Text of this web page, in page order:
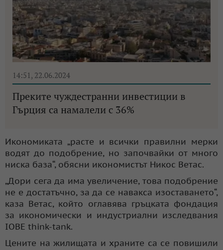
14:51, 22.06.2024
Преките чуждестранни инвестиции в
Гърция са намалели с 36%
Икономиката „расте и всички правилни мерки
водят до подобрение, но започвайки от много
ниска база“, обясни икономистът Никос Ветас.
„Дори сега да има увеличение, това подобрение
не е достатъчно, за да се навакса изоставането“,
каза Ветас, който оглавява гръцката фондация
за икономически и индустриални изследвания
IOBE think-tank.
Цените на жилищата и храните са се повишили